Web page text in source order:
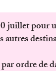
juillet
autres
ordre de